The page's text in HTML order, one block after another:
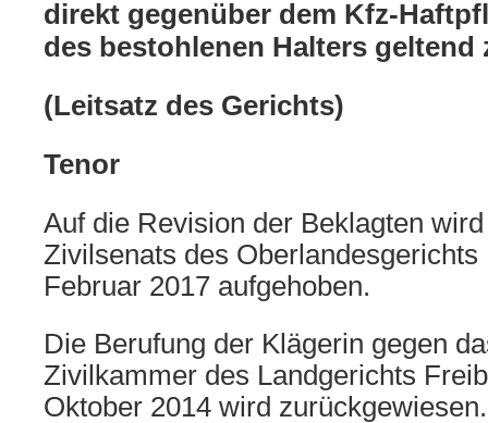
direkt gegenüber dem Kfz-
des bestohlenen Halters geltend
(Leitsatz des Gerichts)
Tenor
Auf die Revision der Beklagten
Zivilsenats des
Februar 2017 aufgehoben.
Die Berufung der Klägerin gegen
Zivilkammer des Landgerichts
Oktober 2014 wird zurückgewiesen.